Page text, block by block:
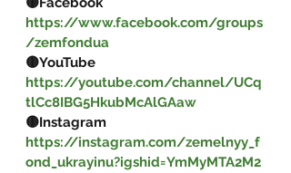
https://www.facebook.com/groups
/zemfondua
🟡YouTube
https://youtube.com/channel/UCq
tlCc8IBG5HkubMcAlGAaw
🟡Instagram
https://instagram.com/zemelnyy_f
ond_ukrayinu?igshid=YmMyMTA2M2